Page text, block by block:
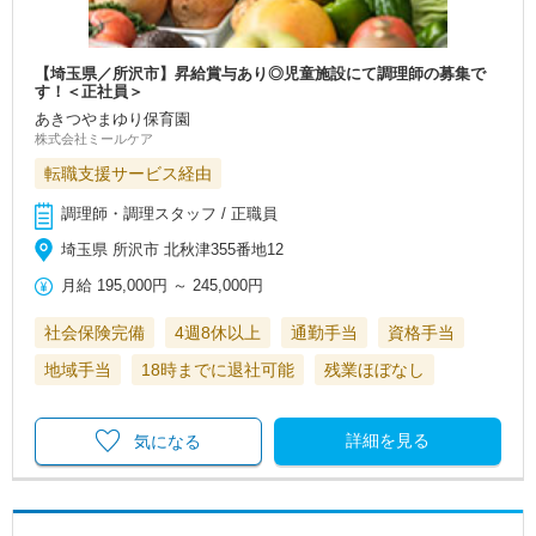
【埼玉県／所沢市】昇給賞与あり◎児童施設にて調理師の募集で
す！＜正社員＞
あきつやまゆり保育園
株式会社ミールケア
転職支援サービス経由
調理師・調理スタッフ / 正職員
埼玉県 所沢市 北秋津355番地12
月給 195,000円 ～245,000円
社会保険完備 4週8休以上 通勤手当
資格手当
地域手当
18時までに退社可能 残業ほぼなし
詳細を見る
気になる